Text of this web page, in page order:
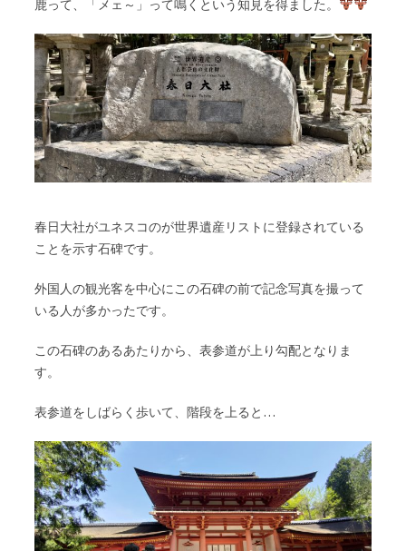
鹿って、「メェ～」って鳴くという知見を得ました。
春日大社がユネスコのが世界遺産リストに登録されている
ことを示す石碑です。
外国人の観光客を中心にこの石碑の前で記念写真を撮って
いる人が多かったです。
この石碑のあるあたりから、表参道が上り勾配となりま
す。
表参道をしばらく歩いて、階段を上ると…